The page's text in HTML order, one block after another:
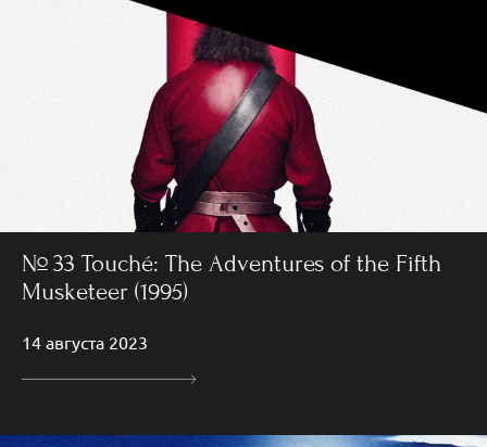
№ 33 Touché: The Adventures of the Fifth
Musketeer (1995)
14 августа 2023